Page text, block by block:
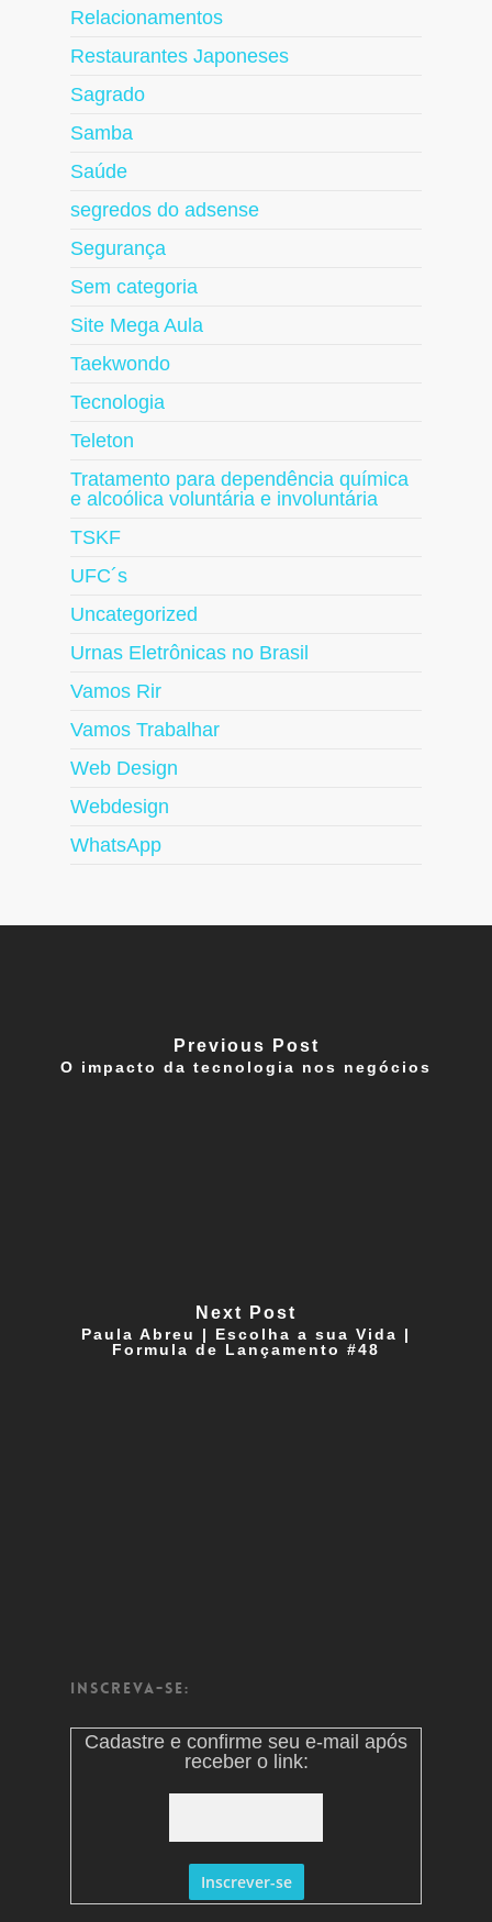
Relacionamentos
Restaurantes Japoneses
Sagrado
Samba
Saúde
segredos do adsense
Segurança
Sem categoria
Site Mega Aula
Taekwondo
Tecnologia
Teleton
Tratamento para dependência química
e alcoólica voluntária e involuntária
TSKF
UFC´s
Uncategorized
Urnas Eletrônicas no Brasil
Vamos Rir
Vamos Trabalhar
Web Design
Webdesign
WhatsApp
Previous Post
O impacto da tecnologia nos negócios
Next Post
Paula Abreu | Escolha a sua Vida |
Formula de Lançamento #48
Inscreva-se:
Cadastre e confirme seu e-mail após
receber o link: